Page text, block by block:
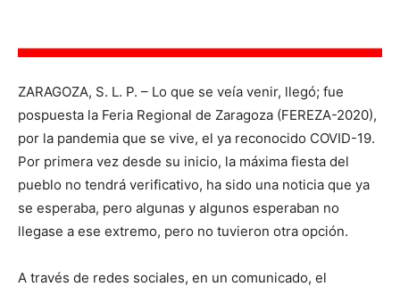
ZARAGOZA, S. L. P. – Lo que se veía venir, llegó; fue
pospuesta la Feria Regional de Zaragoza (FEREZA-2020),
por la pandemia que se vive, el ya reconocido COVID-19.
Por primera vez desde su inicio, la máxima fiesta del
pueblo no tendrá verificativo, ha sido una noticia que ya
se esperaba, pero algunas y algunos esperaban no
llegase a ese extremo, pero no tuvieron otra opción.
A través de redes sociales, en un comunicado, el